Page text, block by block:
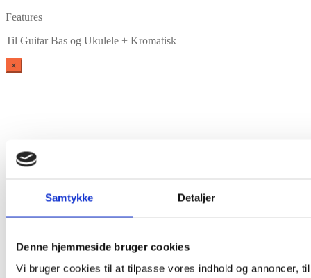
Samtykke Detaljer
Denne hjemmeside bruger cookies
Vi bruger cookies til at tilpasse vores indhold og annoncer,
Features
Til Guitar Bas og Ukulele + Kromatisk
×
Shop videre Til kurv